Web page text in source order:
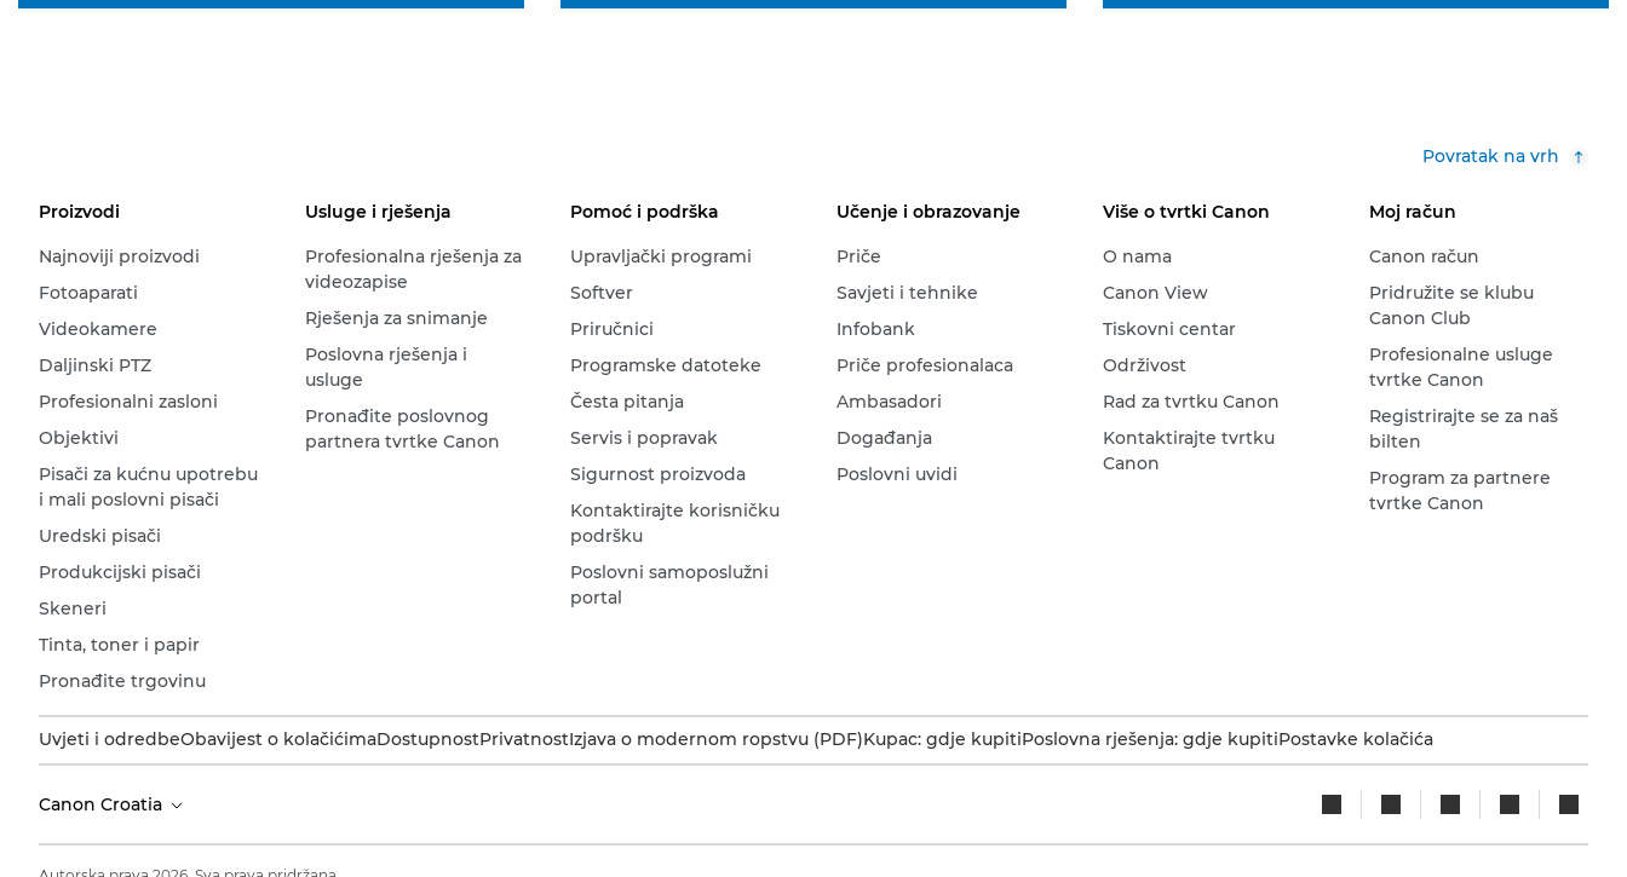
Povratak na vrh
Proizvodi
Najnoviji proizvodi
Fotoaparati
Videokamere
Daljinski PTZ
Profesionalni zasloni
Objektivi
Pisači za kućnu upotrebu
i mali poslovni pisači
Uredski pisači
Produkcijski pisači
Skeneri
Tinta, toner i papir
Pronađite trgovinu
Usluge i rješenja
Profesionalna rješenja za
videozapise
Rješenja za snimanje
Poslovna rješenja i
usluge
Pronađite poslovnog
partnera tvrtke Canon
Pomoć i podrška
Upravljački programi
Softver
Priručnici
Programske datoteke
Česta pitanja
Servis i popravak
Sigurnost proizvoda
Kontaktirajte korisničku
podršku
Poslovni samoposlužni
portal
Učenje i obrazovanje
Priče
Savjeti i tehnike
Infobank
Priče profesionalaca
Ambasadori
Događanja
Poslovni uvidi
Više o tvrtki Canon
O nama
Canon View
Tiskovni centar
Održivost
Rad za tvrtku Canon
Kontaktirajte tvrtku
Canon
Moj račun
Canon račun
Pridružite se klubu
Canon Club
Profesionalne usluge
tvrtke Canon
Registrirajte se za naš
bilten
Program za partnere
tvrtke Canon
Uvjeti i odredbeObavijest o kolačićimaDostupnostPrivatnostIzjava o modernom ropstvu (PDF)Kupac: gdje kupitiPoslovna rješenja: gdje kupitiPostavke kolačića
Canon Croatia